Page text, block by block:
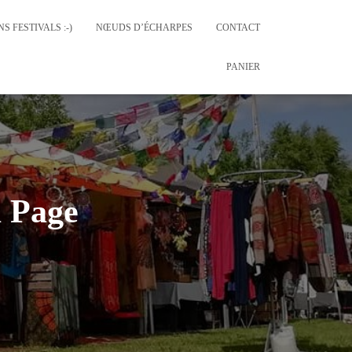
FESTIVALS :-) NŒUDS D’ÉCHARPES CONTACT
PANIER